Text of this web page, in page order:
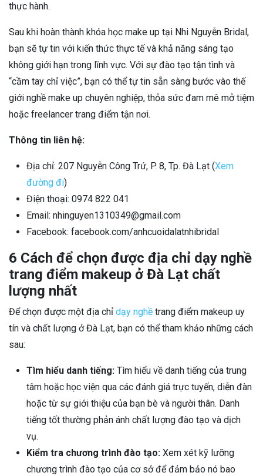
thực hành.
Sau khi hoàn thành khóa học make up tại Nhi Nguyễn Bridal,
bạn sẽ tự tin với kiến thức thực tế và khả năng sáng tạo
không giới hạn trong lĩnh vực. Với sự đào tạo tận tình và
“cầm tay chỉ việc”, bạn có thể tự tin sẵn sàng bước vào thế
giới nghề make up chuyên nghiệp, thỏa sức đam mê mở tiệm
hoặc freelancer trang điểm tận nơi.
Thông tin liên hệ:
Địa chỉ: 207 Nguyễn Công Trứ, P. 8, Tp. Đà Lạt (Xem
đường đi)
Điện thoại: 0974 822 041
Email: nhinguyen1310349@gmail.com
Facebook: facebook.com/anhcuoidalatnhibridal
6 Cách để chọn được địa chỉ dạy nghề
trang điểm makeup ở Đà Lạt chất
lượng nhất
Để chọn được một địa chỉ dạy nghề trang điểm makeup uy
tín và chất lượng ở Đà Lạt, bạn có thể tham khảo những cách
sau:
Tìm hiểu danh tiếng: Tìm hiểu về danh tiếng của trung
tâm hoặc học viện qua các đánh giá trực tuyến, diễn đàn
hoặc từ sự giới thiệu của bạn bè và người thân. Danh
tiếng tốt thường phản ánh chất lượng đào tạo và dịch
vụ.
Kiểm tra chương trình đào tạo: Xem xét kỹ lưỡng
chương trình đào tạo của cơ sở để đảm bảo nó bao